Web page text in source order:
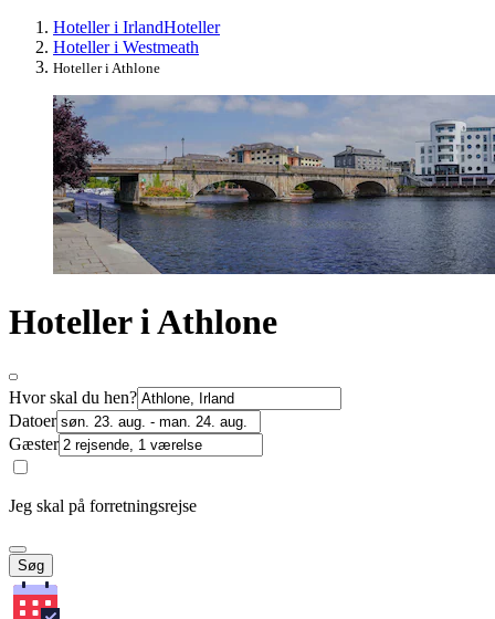
Hoteller i IrlandHoteller
Hoteller i Westmeath
Hoteller i Athlone
Hoteller i Athlone
Hvor skal du hen?
Datoer
Gæster
Jeg skal på forretningsrejse
Søg